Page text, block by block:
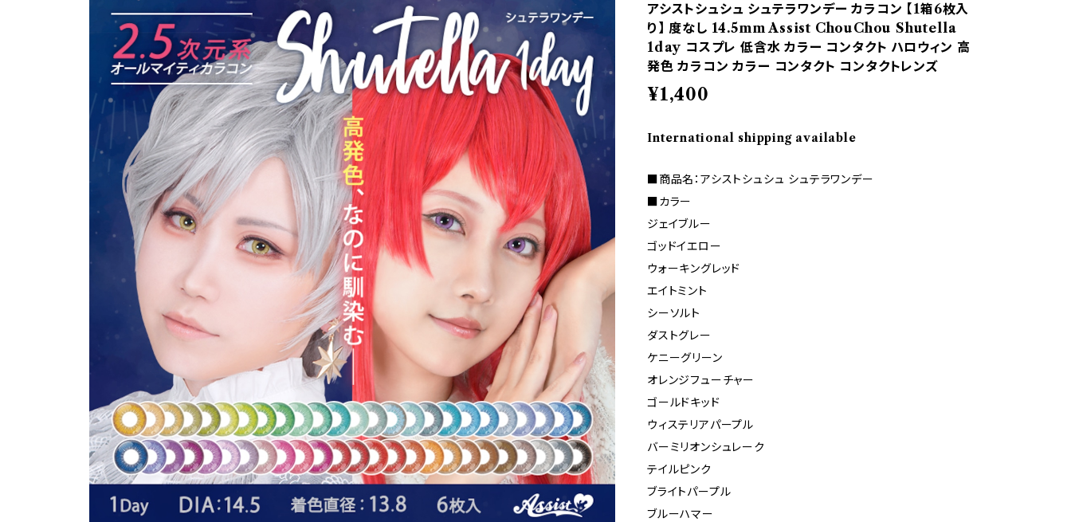
アシストシュシュ シュテラワンデー カラコン 【1箱6枚入
り】 度なし 14.5mm Assist ChouChou Shutella
1day コスプレ 低含水 カラー コンタクト ハロウィン 高
発色 カラコン カラー コンタクト コンタクトレンズ
¥1,400
International shipping available
■商品名：アシストシュシュ シュテラワンデー
■カラー
ジェイブルー
ゴッドイエロー
ウォーキングレッド
エイトミント
シーソルト
ダストグレー
ケニーグリーン
オレンジフューチャー
ゴールドキッド
ウィステリアパープル
バーミリオンシュレーク
テイルピンク
ブライトパープル
ブルーハマー